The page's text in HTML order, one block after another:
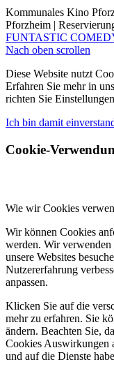
Kommunales Kino
Pforzheim |
FUNTASTIC
Nach oben scrollen
Diese Website nutzt
Erfahren Sie mehr in
richten Sie
Ich bin damit
Cookie-
Wie wir Cookies
Wir können Cookies
werden. Wir
unsere Websites
Nutzererfahrung
anpassen.
Klicken Sie auf die
mehr zu erfahren. Sie
ändern. Beachten Sie,
Cookies Auswirkungen
und auf die Dienste